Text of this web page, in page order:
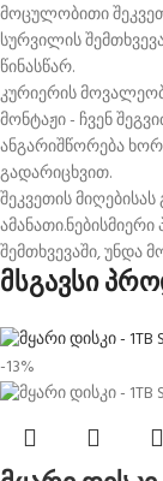
მოცულობითი
სურვილის
წინასწარ.
კურიერის
მონტაჟი - ჩვენ
ანგარიშწორება
გადარიცხვით.
შეკვეთის
შემთხვევაში, უნდა
მსგავსი
-13%